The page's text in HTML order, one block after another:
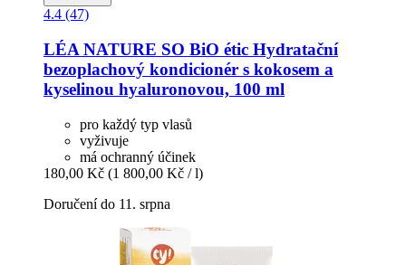
4.4 (47)
LÉA NATURE SO BiO étic Hydratační
bezoplachový kondicionér s kokosem a
kyselinou hyaluronovou, 100 ml
pro každý typ vlasů
vyživuje
má ochranný účinek
180,00 Kč (1 800,00 Kč / l)
Doručení do 11. srpna